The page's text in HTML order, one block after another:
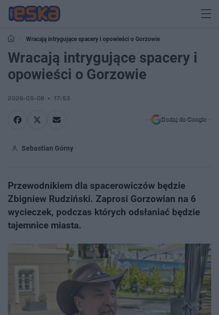
Wracają intrygujące spacery i opowieści o Gorzowie
Wracają intrygujące spacery i
opowieści o Gorzowie
2026-05-08 17:53
Dodaj do Google
Sebastian Górny
Przewodnikiem dla spacerowiczów będzie
Zbigniew Rudziński. Zaprosi Gorzowian na 6
wycieczek, podczas których odsłaniać będzie
tajemnice miasta.